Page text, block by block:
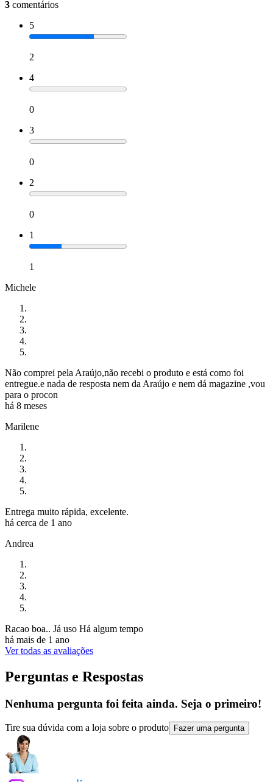
3 comentários
5
2
4
0
3
0
2
0
1
1
Michele
Não comprei pela Araújo,não recebi o produto e está como foi
entregue.e nada de resposta nem da Araújo e nem dá magazine ,vou
para o procon
há 8 meses
Marilene
Entrega muito rápida, excelente.
há cerca de 1 ano
Andrea
Racao boa.. Já uso Há algum tempo
há mais de 1 ano
Ver todas as avaliações
Perguntas e Respostas
Nenhuma pergunta foi feita ainda. Seja o primeiro!
Tire sua dúvida com a loja sobre o produto Fazer uma pergunta